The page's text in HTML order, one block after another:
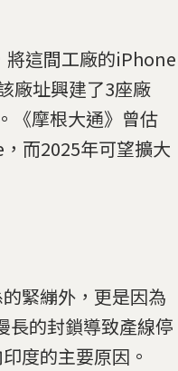
將這間工廠的iPhone
廠址興建了3座廠
《摩根大通》曾估
而2025年可望擴大
緊繃外，更是因為
長的封鎖導致產線停
度的主要原因。